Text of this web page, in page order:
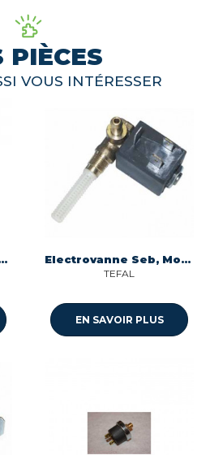
PIÈCES
VOUS INTÉRESSER
pour centrale vapeur Calor CS-00143087 Electrovanne Seb, Moulinex, Krups, Tefal, Rowenta
TEFAL
EN SAVOIR PLUS